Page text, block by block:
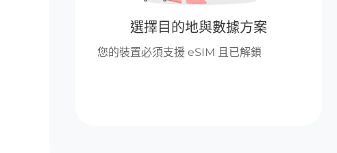
選擇目的地與數據方案
您的裝置必須支援 eSIM 且已解鎖